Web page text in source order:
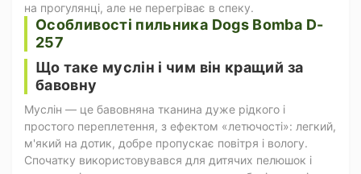
на прогулянці, але не перегріває в спеку.
Особливості пильника Dogs Bomba D-
257
Що таке муслін і чим він кращий за
бавовну
Муслін — це бавовняна тканина дуже рідкого і
простого переплетення, з ефектом «летючості»: легкий,
м'який на дотик, добре пропускає повітря і вологу.
Спочатку використовувався для дитячих пелюшок і